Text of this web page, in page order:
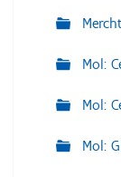
Mol:
Mol:
Mol: